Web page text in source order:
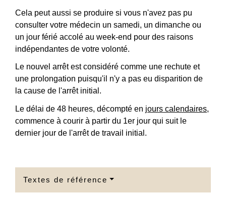
Cela peut aussi se produire si vous n'avez pas pu
consulter votre médecin un samedi, un dimanche ou
un jour férié accolé au week-end pour des raisons
indépendantes de votre volonté.
Le nouvel arrêt est considéré comme une rechute et
une prolongation puisqu'il n'y a pas eu disparition de
la cause de l'arrêt initial.
Le délai de 48 heures, décompté en jours calendaires,
commence à courir à partir du 1er jour qui suit le
dernier jour de l'arrêt de travail initial.
Textes de référence